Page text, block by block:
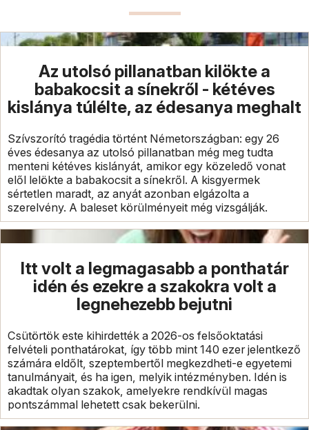
Az utolsó pillanatban kilökte a
babakocsit a sínekről - kétéves
kislánya túlélte, az édesanya meghalt
Szívszorító tragédia történt Németországban: egy 26
éves édesanya az utolsó pillanatban még meg tudta
menteni kétéves kislányát, amikor egy közeledő vonat
elől lelökte a babakocsit a sínekről. A kisgyermek
sértetlen maradt, az anyát azonban elgázolta a
szerelvény. A baleset körülményeit még vizsgálják.
Itt volt a legmagasabb a ponthatár
idén és ezekre a szakokra volt a
legnehezebb bejutni
Csütörtök este kihirdették a 2026-os felsőoktatási
felvételi ponthatárokat, így több mint 140 ezer jelentkező
számára eldőlt, szeptembertől megkezdheti-e egyetemi
tanulmányait, és ha igen, melyik intézményben. Idén is
akadtak olyan szakok, amelyekre rendkívül magas
pontszámmal lehetett csak bekerülni.